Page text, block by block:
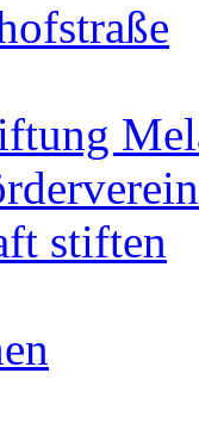
stiften